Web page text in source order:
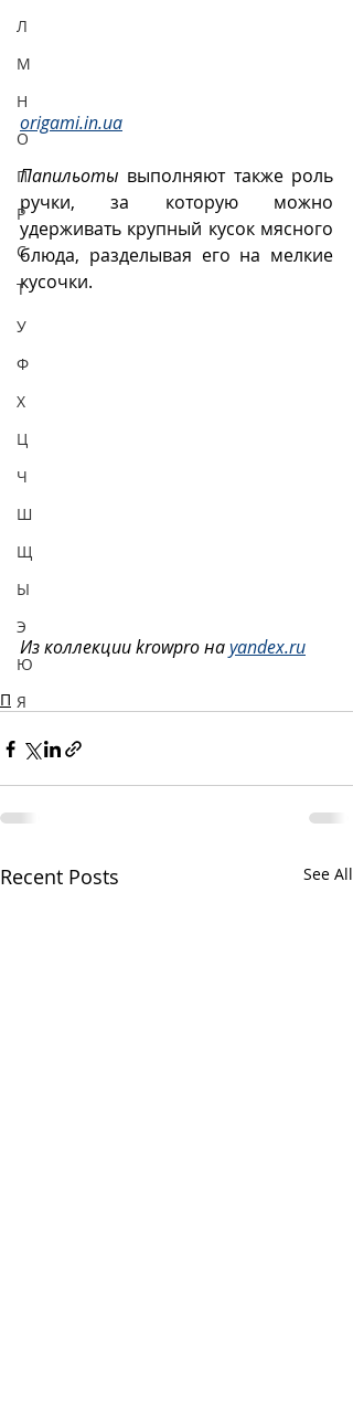
Л
М
Н
О
П
Р
С
Т
У
Ф
Х
Ц
Ч
Ш
Щ
Ы
Э
Ю
Я
origami.in.ua
Папильоты выполняют также роль
ручки, за которую можно
удерживать крупный кусок мясного
блюда, разделывая его на мелкие
кусочки.
Из коллекции krowpro на yandex.ru
П
Recent Posts See All